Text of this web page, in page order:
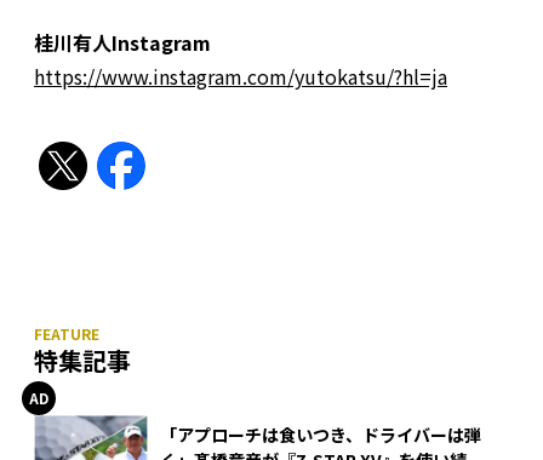
桂川有人Instagram
https://www.instagram.com/yutokatsu/?hl=ja
特集記事
「アプローチは食いつき、ドライバーは弾